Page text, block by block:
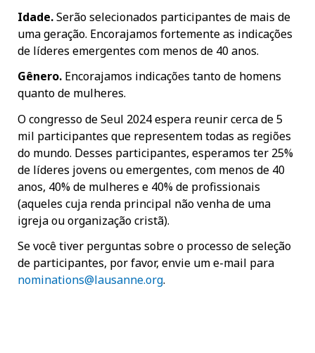
Idade.Serão selecionados participantes de mais de
uma geração. Encorajamos fortemente as indicações
de líderes emergentes com menos de 40 anos.
Gênero. Encorajamos indicações tanto de homens
quanto de mulheres.
O congresso de Seul 2024 espera reunir cerca de 5
mil participantes que representem todas as regiões
do mundo. Desses participantes, esperamos ter 25%
de líderes jovens ou emergentes, com menos de 40
anos, 40% de mulheres e 40% de profissionais
(aqueles cuja renda principal não venha de uma
igreja ou organização cristã).
Se você tiver perguntas sobre o processo de seleção
de participantes, por favor, envie um e-mail para
nominations@lausanne.org.